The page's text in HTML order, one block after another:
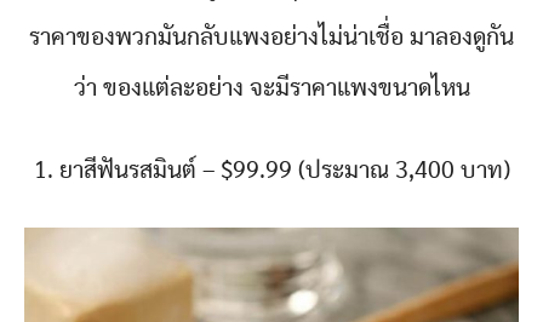
ราคาของพวกมันกลับแพงอย่างไม่น่าเชื่อ มาลองดูกัน
ว่า ของแต่ละอย่าง จะมีราคาแพงขนาดไหน
1. ยาสีฟันรสมินต์ – $99.99 (ประมาณ 3,400 บาท)